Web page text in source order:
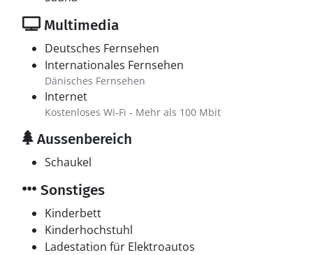
Multimedia
Deutsches Fernsehen
Internationales Fernsehen
Dänisches Fernsehen
Internet
Kostenloses Wi-Fi - Mehr als 100 Mbit
Aussenbereich
Schaukel
Sonstiges
Kinderbett
Kinderhochstuhl
Ladestation für Elektroautos